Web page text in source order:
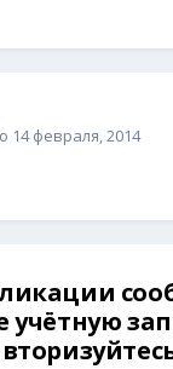
14 февраля, 2014
учётную